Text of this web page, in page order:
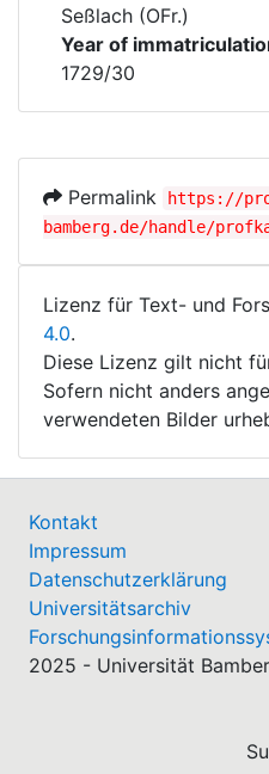
Seßlach (OFr.)
Year of
1729/30
Permalink
https://
bamberg.de/handle/
Lizenz für Text- und
4.0.
Diese Lizenz gilt nicht
Sofern nicht anders
verwendeten Bilder
Kontakt
Impressum
Datenschutzerklärung
Universitätsarchiv
2025 - Universität